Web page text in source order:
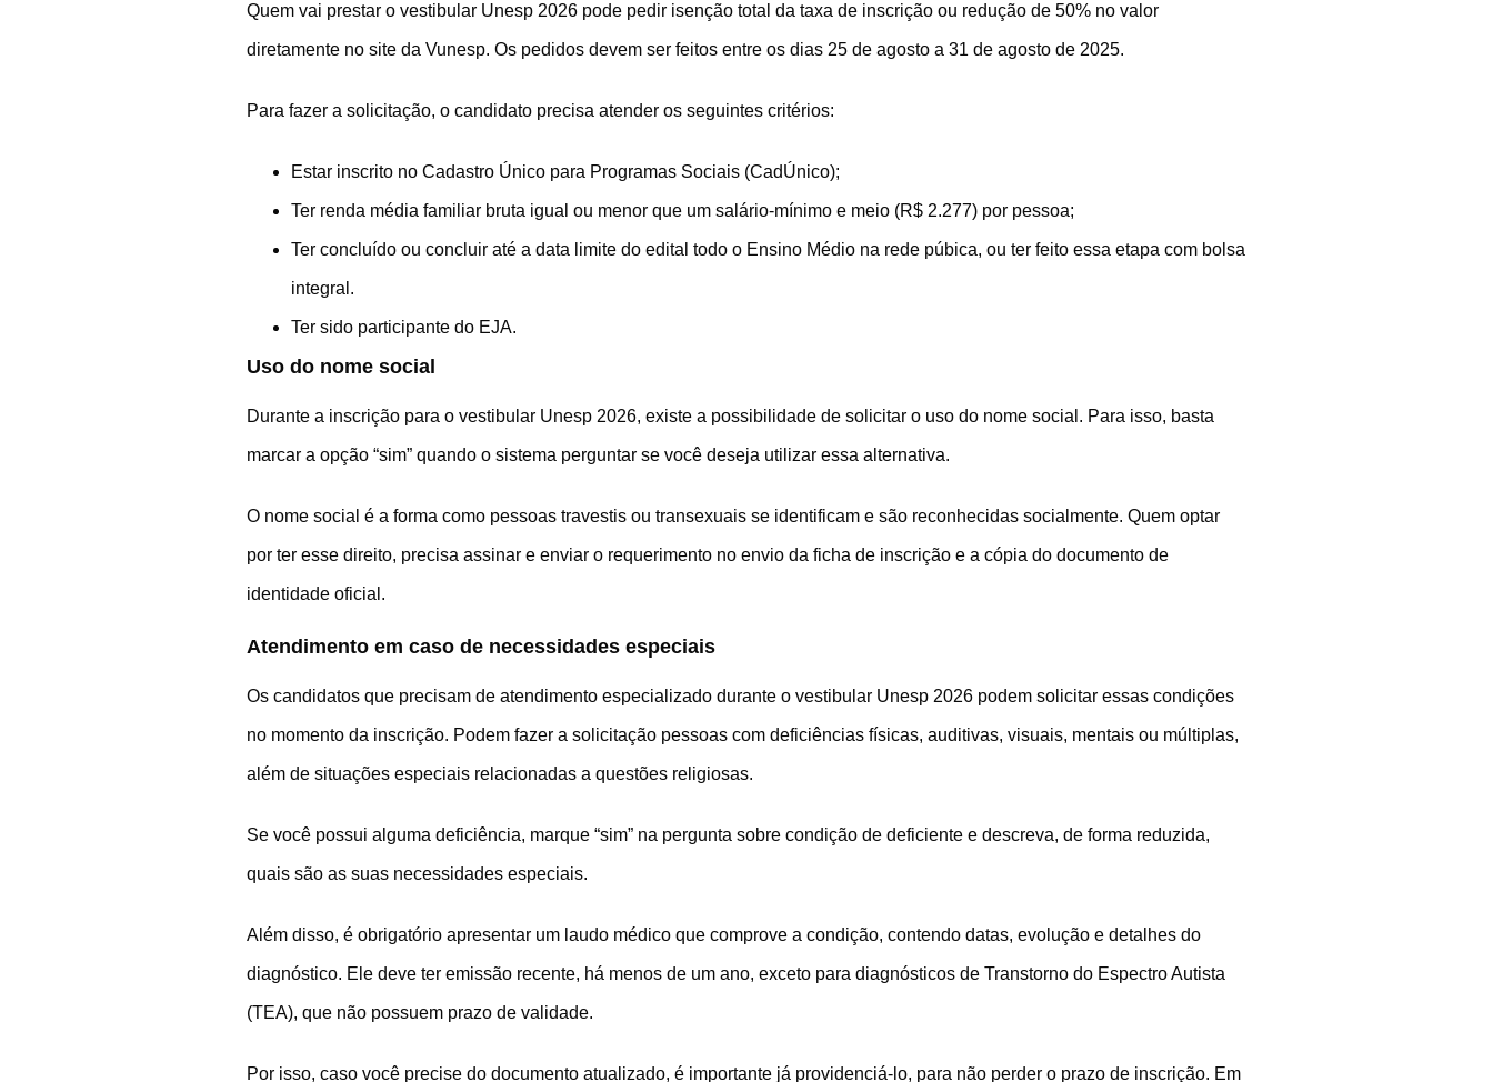
Quem vai prestar o vestibular Unesp 2026 pode pedir isenção total da taxa de inscrição ou redução de 50% no valor
diretamente no site da Vunesp. Os pedidos devem ser feitos entre os dias 25 de agosto a 31 de agosto de 2025.
Para fazer a solicitação, o candidato precisa atender os seguintes critérios:
Estar inscrito no Cadastro Único para Programas Sociais (CadÚnico);
Ter renda média familiar bruta igual ou menor que um salário-mínimo e meio (R$ 2.277) por pessoa;
Ter concluído ou concluir até a data limite do edital todo o Ensino Médio na rede púbica, ou ter feito essa etapa com bolsa
integral.
Ter sido participante do EJA.
Uso do nome social
Durante a inscrição para o vestibular Unesp 2026, existe a possibilidade de solicitar o uso do nome social. Para isso, basta
marcar a opção “sim” quando o sistema perguntar se você deseja utilizar essa alternativa.
O nome social é a forma como pessoas travestis ou transexuais se identificam e são reconhecidas socialmente. Quem optar
por ter esse direito, precisa assinar e enviar o requerimento no envio da ficha de inscrição e a cópia do documento de
identidade oficial.
Atendimento em caso de necessidades especiais
Os candidatos que precisam de atendimento especializado durante o vestibular Unesp 2026 podem solicitar essas condições
no momento da inscrição. Podem fazer a solicitação pessoas com deficiências físicas, auditivas, visuais, mentais ou múltiplas,
além de situações especiais relacionadas a questões religiosas.
Se você possui alguma deficiência, marque “sim” na pergunta sobre condição de deficiente e descreva, de forma reduzida,
quais são as suas necessidades especiais.
Além disso, é obrigatório apresentar um laudo médico que comprove a condição, contendo datas, evolução e detalhes do
diagnóstico. Ele deve ter emissão recente, há menos de um ano, exceto para diagnósticos de Transtorno do Espectro Autista
(TEA), que não possuem prazo de validade.
Por isso, caso você precise do documento atualizado, é importante já providenciá-lo, para não perder o prazo de inscrição. Em